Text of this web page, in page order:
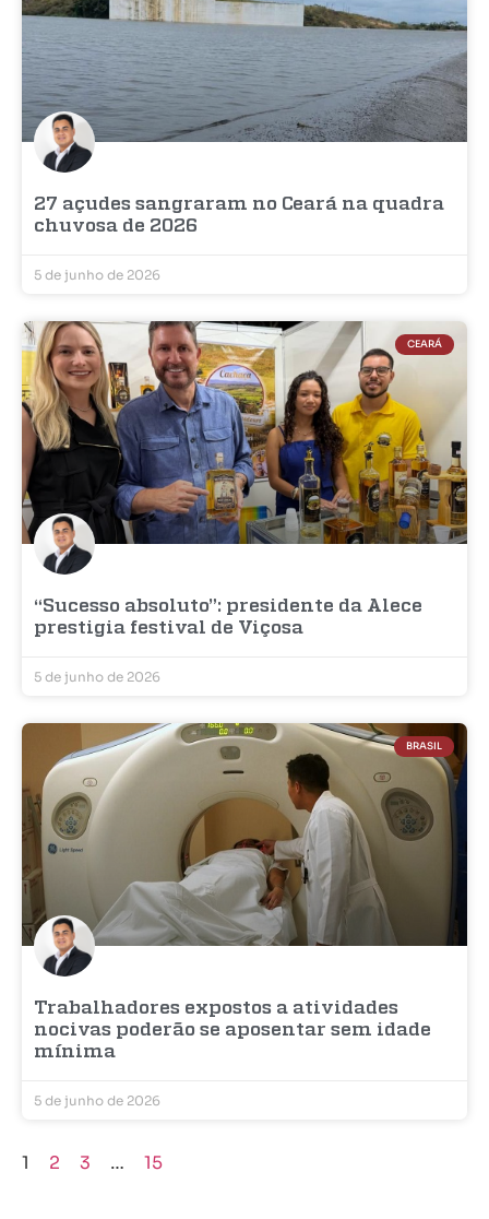
27 açudes sangraram no Ceará na quadra
chuvosa de 2026
5 de junho de 2026
CEARÁ
“Sucesso absoluto”: presidente da Alece
prestigia festival de Viçosa
5 de junho de 2026
BRASIL
Trabalhadores expostos a atividades
nocivas poderão se aposentar sem idade
mínima
5 de junho de 2026
1 2 3 … 15